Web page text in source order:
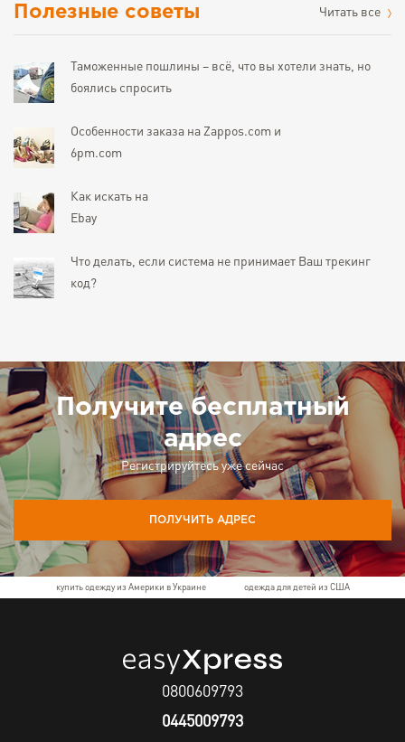
Полезные советы Читать все
Таможенные пошлины – всё, что вы хотели знать, но
боялись спросить
Особенности заказа на Zappos.com и
6pm.com
Как искать на
Ebay
Что делать, если система не принимает Ваш трекинг
код?
Получите бесплатный
адрес
Регистрируйтесь уже сейчас
ПОЛУЧИТЬ АДРЕС
купить одежду из Америки в Украине одежда для детей из США
0800609793
0445009793